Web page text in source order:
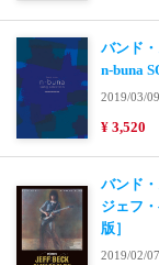
バンド
n-buna
2019/03/
¥ 3,520
バンド
ジェフ
版］
2019/02/